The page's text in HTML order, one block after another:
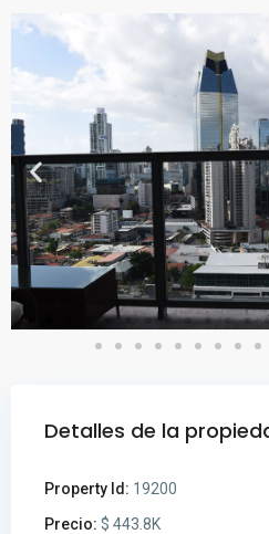
Detalles de la
Property Id: 19200
Precio: $ 443.8K